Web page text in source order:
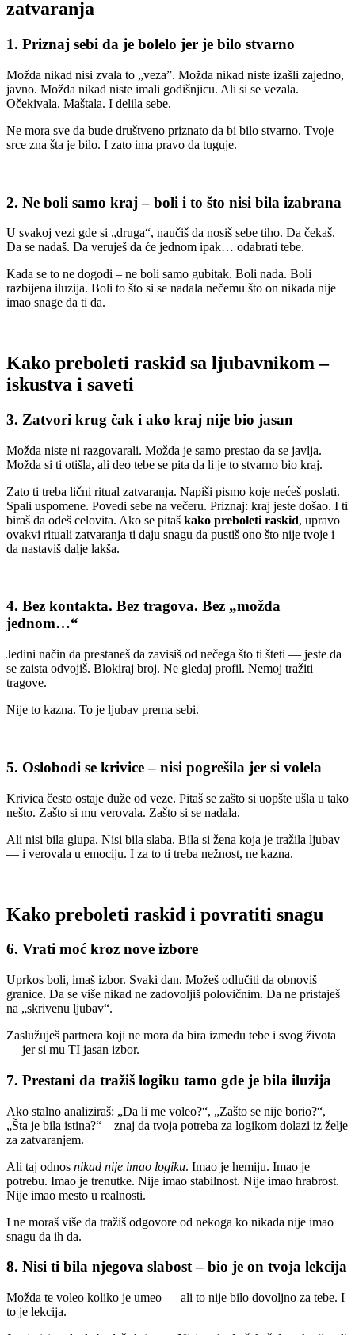
zatvaranja
1. Priznaj sebi da je bolelo jer je bilo stvarno
Možda nikad nisi zvala to „veza”. Možda nikad niste izašli zajedno,
javno. Možda nikad niste imali godišnjicu. Ali si se vezala.
Očekivala. Maštala. I delila sebe.
Ne mora sve da bude društveno priznato da bi bilo stvarno. Tvoje
srce zna šta je bilo. I zato ima pravo da tuguje.
2. Ne boli samo kraj – boli i to što nisi bila izabrana
U svakoj vezi gde si „druga“, naučiš da nosiš sebe tiho. Da čekaš.
Da se nadaš. Da veruješ da će jednom ipak… odabrati tebe.
Kada se to ne dogodi – ne boli samo gubitak. Boli nada. Boli
razbijena iluzija. Boli to što si se nadala nečemu što on nikada nije
imao snage da ti da.
Kako preboleti raskid sa ljubavnikom –
iskustva i saveti
3. Zatvori krug čak i ako kraj nije bio jasan
Možda niste ni razgovarali. Možda je samo prestao da se javlja.
Možda si ti otišla, ali deo tebe se pita da li je to stvarno bio kraj.
Zato ti treba lični ritual zatvaranja. Napiši pismo koje nećeš poslati.
Spali uspomene. Povedi sebe na večeru. Priznaj: kraj jeste došao. I ti
biraš da odeš celovita. Ako se pitaš kako preboleti raskid, upravo
ovakvi rituali zatvaranja ti daju snagu da pustiš ono što nije tvoje i
da nastaviš dalje lakša.
4. Bez kontakta. Bez tragova. Bez „možda
jednom…“
Jedini način da prestaneš da zavisiš od nečega što ti šteti — jeste da
se zaista odvojiš. Blokiraj broj. Ne gledaj profil. Nemoj tražiti
tragove.
Nije to kazna. To je ljubav prema sebi.
5. Oslobodi se krivice – nisi pogrešila jer si volela
Krivica često ostaje duže od veze. Pitaš se zašto si uopšte ušla u tako
nešto. Zašto si mu verovala. Zašto si se nadala.
Ali nisi bila glupa. Nisi bila slaba. Bila si žena koja je tražila ljubav
— i verovala u emociju. I za to ti treba nežnost, ne kazna.
Kako preboleti raskid i povratiti snagu
6. Vrati moć kroz nove izbore
Uprkos boli, imaš izbor. Svaki dan. Možeš odlučiti da obnoviš
granice. Da se više nikad ne zadovoljiš polovičnim. Da ne pristaješ
na „skrivenu ljubav“.
Zaslužuješ partnera koji ne mora da bira između tebe i svog života
— jer si mu TI jasan izbor.
7. Prestani da tražiš logiku tamo gde je bila iluzija
Ako stalno analiziraš: „Da li me voleo?“, „Zašto se nije borio?“,
„Šta je bila istina?“ – znaj da tvoja potreba za logikom dolazi iz želje
za zatvaranjem.
Ali taj odnos nikad nije imao logiku. Imao je hemiju. Imao je
potrebu. Imao je trenutke. Nije imao stabilnost. Nije imao hrabrost.
Nije imao mesto u realnosti.
I ne moraš više da tražiš odgovore od nekoga ko nikada nije imao
snagu da ih da.
8. Nisi ti bila njegova slabost – bio je on tvoja lekcija
Možda te voleo koliko je umeo — ali to nije bilo dovoljno za tebe. I
to je lekcija.